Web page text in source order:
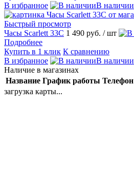
В избранное
В наличии
Быстрый просмотр
Часы Scarlett 33C 1 490 руб. / шт
Подробнее
Купить в 1 клик К сравнению
В избранное
В наличии
Наличие в магазинах
Название График работы Телефон
загрузка карты...